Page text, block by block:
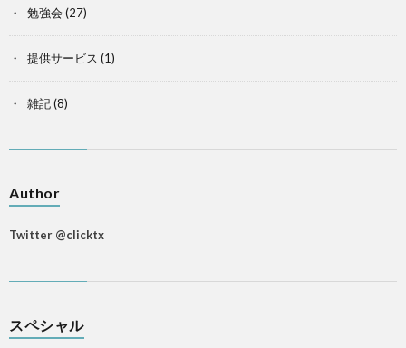
勉強会 (27)
提供サービス (1)
雑記(8)
Author
Twitter @clicktx
スペシャル